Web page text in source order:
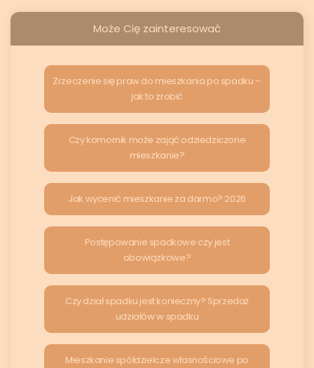
Może Cię zainteresować
Zrzeczenie się praw do mieszkania po spadku –
jak to zrobić
Czy komornik może zająć odziedziczone
mieszkanie?
Jak wycenić mieszkanie za darmo? 2026
Postępowanie spadkowe czy jest
obowiązkowe?
Czy dział spadku jest konieczny? Sprzedaż
udziałów w spadku
Mieszkanie spółdzielcze własnościowe po